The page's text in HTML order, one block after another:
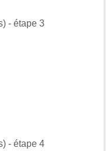
- étape 3
- étape 4